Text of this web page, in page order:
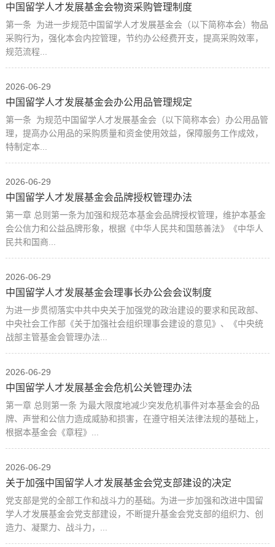
中国留学人才发展基金会物资采购管理制度
第一条 为进一步规范中国留学人才发展基金会（以下简称本会）物品
采购行为，强化本会内控管理，节约办公经费开支，提高采购效率，
规范流程...
2026-06-29
中国留学人才发展基金会办公用品管理规定
第一条 为规范中国留学人才发展基金会（以下简称本会）办公用品管
理，提高办公用品的采购质量和资金使用效益，保障服务工作成效，
特制定本...
2026-06-29
中国留学人才发展基金会品牌授权管理办法
第一章 总则第一条为加强和规范本基金会品牌授权管理，维护本基金
会公信力和公益品牌形象，根据《中华人民共和国慈善法》《中华人
民共和国商...
2026-06-29
中国留学人才发展基金会理事长办公会会议制度
为进一步贯彻落实中共中央关于加强党的政治建设的要求和民政部、
中央社会工作部《关于加强社会组织理事会建设的意见》、《中央统
战部主管基金会管理办法...
2026-06-29
中国留学人才发展基金会危机公关管理办法
第一章 总则第一条 为最大限度地减少突发危机事件对本基金会的品
牌、声誉和公信力造成威胁和损害，在遵守相关法律法规的基础上，
根据本基金会《章程》...
2026-06-29
关于加强中国留学人才发展基金会党支部建设的决定
党支部是党的全部工作和战斗力的基础。为进一步加强和改进中国留
学人才发展基金会党支部建设，不断提升基金会党支部的组织力、创
造力、凝聚力、战斗力，...